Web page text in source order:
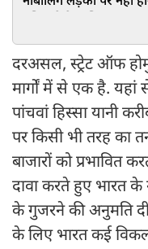
दरअसल, स्ट्रेट ऑफ
मार्गों में से एक है.
पांचवां हिस्सा यानी
पर किसी भी तरह का
बाजारों को प्रभावित
दावा करते हुए भारत
के गुजरने की अनुमति
के लिए भारत कई